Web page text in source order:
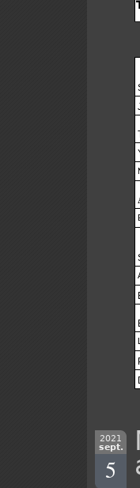
2021
sept.
5